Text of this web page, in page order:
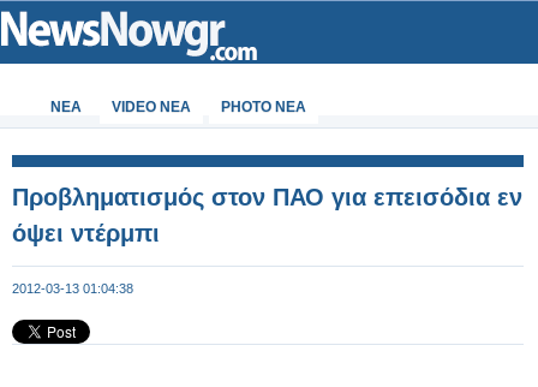
ΝΕΑ VIDEO NEA PHOTO NEA
Προβληματισμός στον ΠΑΟ για επεισόδια εν
όψει ντέρμπι
2012-03-13 01:04:38